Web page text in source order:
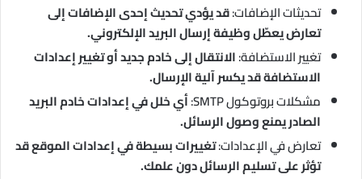
تحديثات الإضافات:قد يؤدي تحديث إحدى الإضافات إلى
تعارض يعطّل وظيفة إرسال البريد الإلكتروني.
تغيير الاستضافة:الانتقال إلى خادم جديد أو تغيير إعدادات
الاستضافة قد يكسر آلية الإرسال.
مشكلات بروتوكول SMTP:
أي خلل في إعدادات خادم البريد
الصادر يمنع وصول الرسائل.
تعارض في الإعدادات:تغييرات بسيطة في إعدادات الموقع قد
تؤثر على تسليم الرسائل دون علمك.